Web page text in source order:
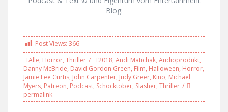
Blog.
Post Views: 366
Alle, Horror, Thriller 2018, Andi Matichak, Audioprodukt,
Danny McBride, David Gordon Green, Film, Halloween, Horror,
Jamie Lee Curtis, John Carpenter, Judy Greer, Kino, Michael
Myers, Patreon, Podcast, Schocktober, Slasher, Thriller
permalink